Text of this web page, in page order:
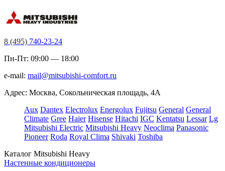
8 (495) 740-23-24
Пн-Пт: 09:00 — 18:00
e-mail: mail@mitsubishi-comfort.ru
Адрес: Москва, Сокольническая площадь, 4А
Aux Dantex Electrolux Energolux Fujitsu General General
Climate Gree Haier Hisense Hitachi IGC Kentatsu Lessar Lg
Mitsubishi Electric Mitsubishi Heavy Neoclima Panasonic
Pioneer Roda Royal Clima Shivaki Toshiba
Каталог Mitsubishi Heavy
Настенные кондиционеры